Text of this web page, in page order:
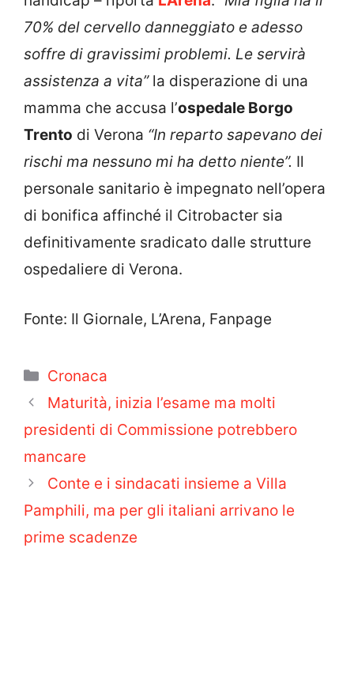
70% del cervello danneggiato e adesso
soffre di gravissimi problemi. Le servirà
assistenza a vita” la disperazione di una
mamma che accusa l’ospedale Borgo
Trento di Verona “In reparto sapevano dei
rischi ma nessuno mi ha detto niente”. Il
personale sanitario è impegnato nell’opera
di bonifica affinché il Citrobacter sia
definitivamente sradicato dalle strutture
ospedaliere di Verona.
Fonte: Il Giornale, L’Arena, Fanpage
Categorie
Cronaca
Maturità, inizia l’esame ma molti
presidenti di Commissione potrebbero
mancare
Conte e i sindacati insieme a Villa
Pamphili, ma per gli italiani arrivano le
prime scadenze